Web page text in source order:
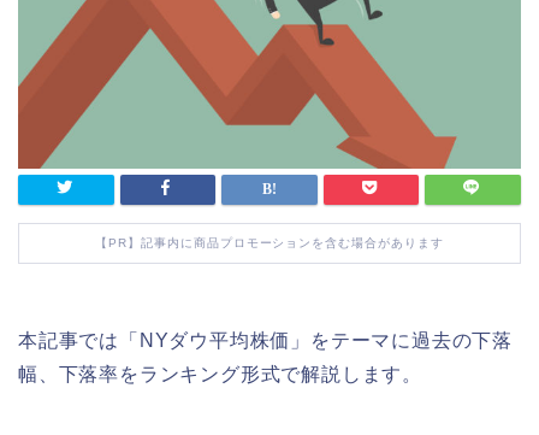
【PR】記事内に商品プロモーションを含む場合があります
本記事では「NYダウ平均株価」をテーマに過去の下落
幅、下落率をランキング形式で解説します。